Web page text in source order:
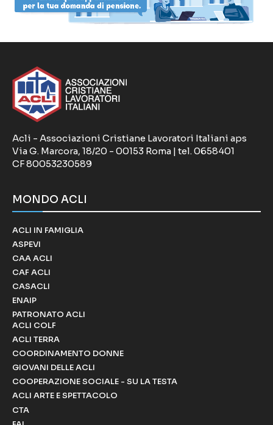
Acli - Associazioni Cristiane Lavoratori Italiani aps
Via G. Marcora, 18/20 - 00153 Roma | tel. 0658401
CF 80053230589
MONDO ACLI
ACLI IN FAMIGLIA
ASPEVI
CAA ACLI
CAF ACLI
CASACLI
ENAIP
PATRONATO ACLI
ACLI COLF
ACLI TERRA
COORDINAMENTO DONNE
GIOVANI DELLE ACLI
COOPERAZIONE SOCIALE - SU LA TESTA
ACLI ARTE E SPETTACOLO
CTA